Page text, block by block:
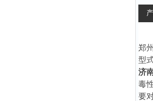
郑
型
济
毒
要